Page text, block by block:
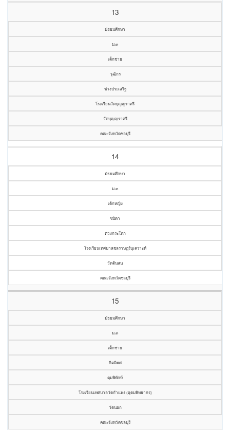
13
มัธยมศึกษา
ม.๓
เด็กชาย
วุฒิกร
ช่างประเสริฐ
โรงเรียนวัดบุญญราศรี
วัดบุญญราศรี
คณะจังหวัดชลบุรี
14
มัธยมศึกษา
ม.๓
เด็กหญิง
ชนิดา
ตวงกระโทก
โรงเรียนเทศบาลชลราษฎร์นุเคราะห์
วัดต้นสน
คณะจังหวัดชลบุรี
15
มัธยมศึกษา
ม.๓
เด็กชาย
กิตติพศ
ตุมพิทักษ์
โรงเรียนเทศบาลวัดกำแพง (อุดมพิทยากร)
วัดนอก
คณะจังหวัดชลบุรี